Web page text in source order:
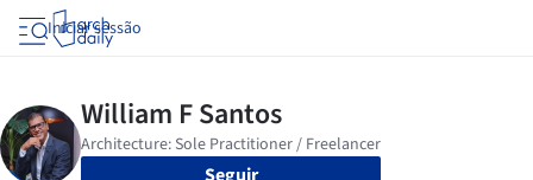
Iniciar sessão